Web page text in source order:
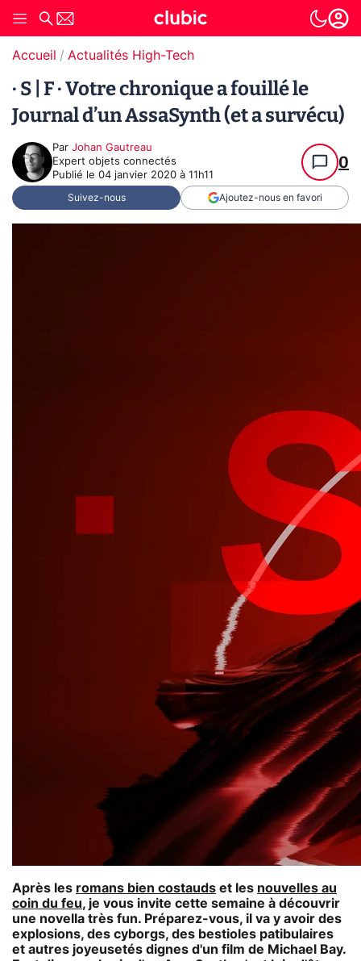
Accueil Actualités High-Tech
· S | F · Votre chronique a fouillé le
Journal d’un AssaSynth (et a survécu)
Par Johan Gautreau
Expert objets connectés
Publié le 04 janvier 2020 à 11h11
0
Suivez-nous Ajoutez-nous en favori
Après les romans bien costauds et les nouvelles au
coin du feu, je vous invite cette semaine à découvrir
une novella très fun. Préparez-vous, il va y avoir des
explosions, des cyborgs, des bestioles patibulaires
et autres joyeusetés dignes d'un film de Michael Bay.